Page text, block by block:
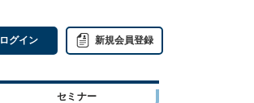
ログイン 新規会員登録
セミナー